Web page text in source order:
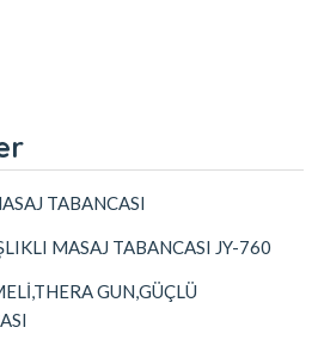
TABANCASI
MASAJ TABANCASI JY-760
GUN,GÜÇLÜ